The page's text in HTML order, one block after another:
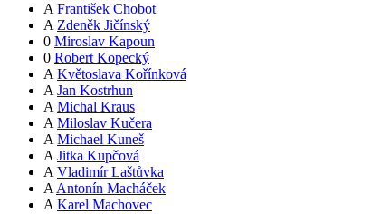
A František Chobot
A Zdeněk Jičínský
0 Miroslav Kapoun
0 Robert Kopecký
A Květoslava Kořínková
A Jan Kostrhun
A Michal Kraus
A Miloslav Kučera
A Michael Kuneš
A Jitka Kupčová
A Vladimír Laštůvka
A Antonín Macháček
A Karel Machovec